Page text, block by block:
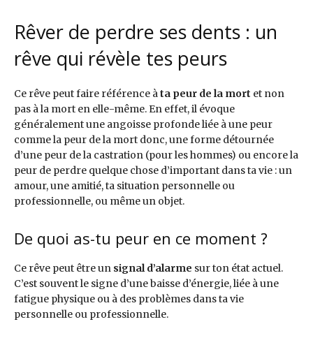
Rêver de perdre ses dents : un
rêve qui révèle tes peurs
Ce rêve peut faire référence àta peur de la mort et non
pas à la mort en elle-même. En effet, il évoque
généralement une angoisse profonde liée à une peur
comme la peur de la mort donc, une forme détournée
d’une peur de la castration (pour les hommes) ou encore la
peur de perdre quelque chose d’important dans ta vie : un
amour, une amitié, ta situation personnelle ou
professionnelle, ou même un objet.
De quoi as-tu peur en ce moment ?
Ce rêve peut être un signal d’alarme sur ton état actuel.
C’est souvent le signe d’une baisse d’énergie, liée à une
fatigue physique ou à des problèmes dans ta vie
personnelle ou professionnelle.